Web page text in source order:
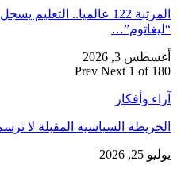
المرتبة 122 عالميا..
“ليغاتوم”…
أغسطس 3, 2026
Prev Next 1 of 180
آراء وأفكار
الخريطة السياسية المقبلة لا
يوليو 25, 2026